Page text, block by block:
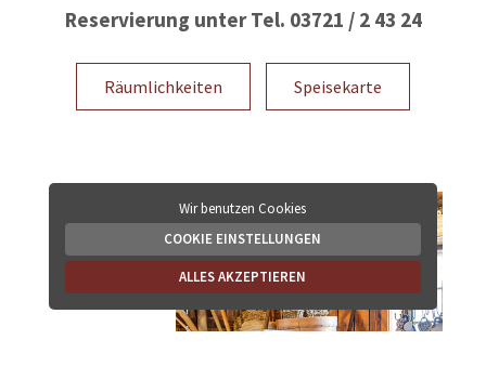
Reservierung unter Tel. 03721 / 2 43 24
Räumlichkeiten Speisekarte
Wir benutzen Cookies
COOKIE EINSTELLUNGEN
ALLES AKZEPTIEREN